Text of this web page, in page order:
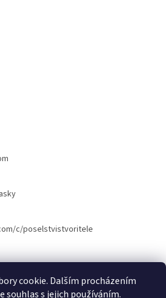
cookie. Dalším procházením
s jejich používáním.
c/poselstvistvoritele